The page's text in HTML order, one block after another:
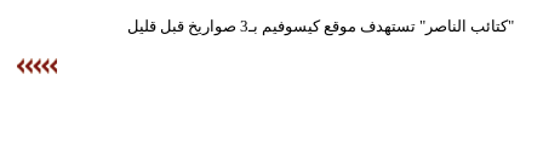
"كتائب الناصر" تستهدف موقع كيسوفيم بـ3 صواريخ قبل قليل